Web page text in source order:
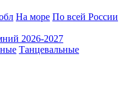
На море По всей России
2026-2027
Танцевальные